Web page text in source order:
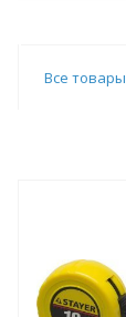
Все товары